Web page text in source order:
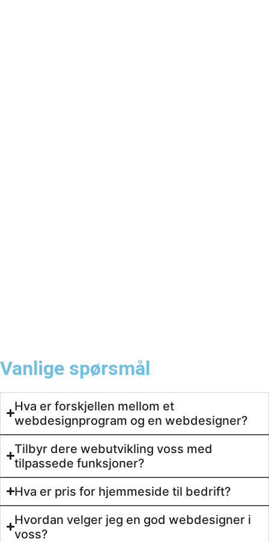
Vanlige spørsmål
Hva er forskjellen mellom et
webdesignprogram og en webdesigner?
Tilbyr dere webutvikling voss med
tilpassede funksjoner?
Hva er pris for hjemmeside til bedrift?
Hvordan velger jeg en god webdesigner i
voss?